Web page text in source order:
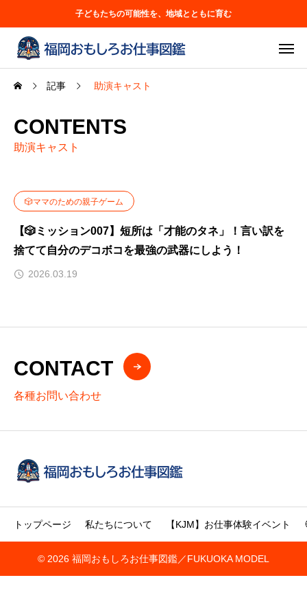
子どもたちの可能性を、地域とともに育む
記事 助演キャスト
CONTENTS
助演キャスト
🎲ママのための親子ゲーム
【🎲ミッション007】短所は「才能のタネ」！言い訳を
捨てて自分のデコボコを最強の武器にしよう！
2026.03.19
CONTACT
各種お問い合わせ
トップページ 私たちについて 【KJM】お仕事体験イベント
© 2026 福岡おもしろお仕事図鑑／FUKUOKA MODEL